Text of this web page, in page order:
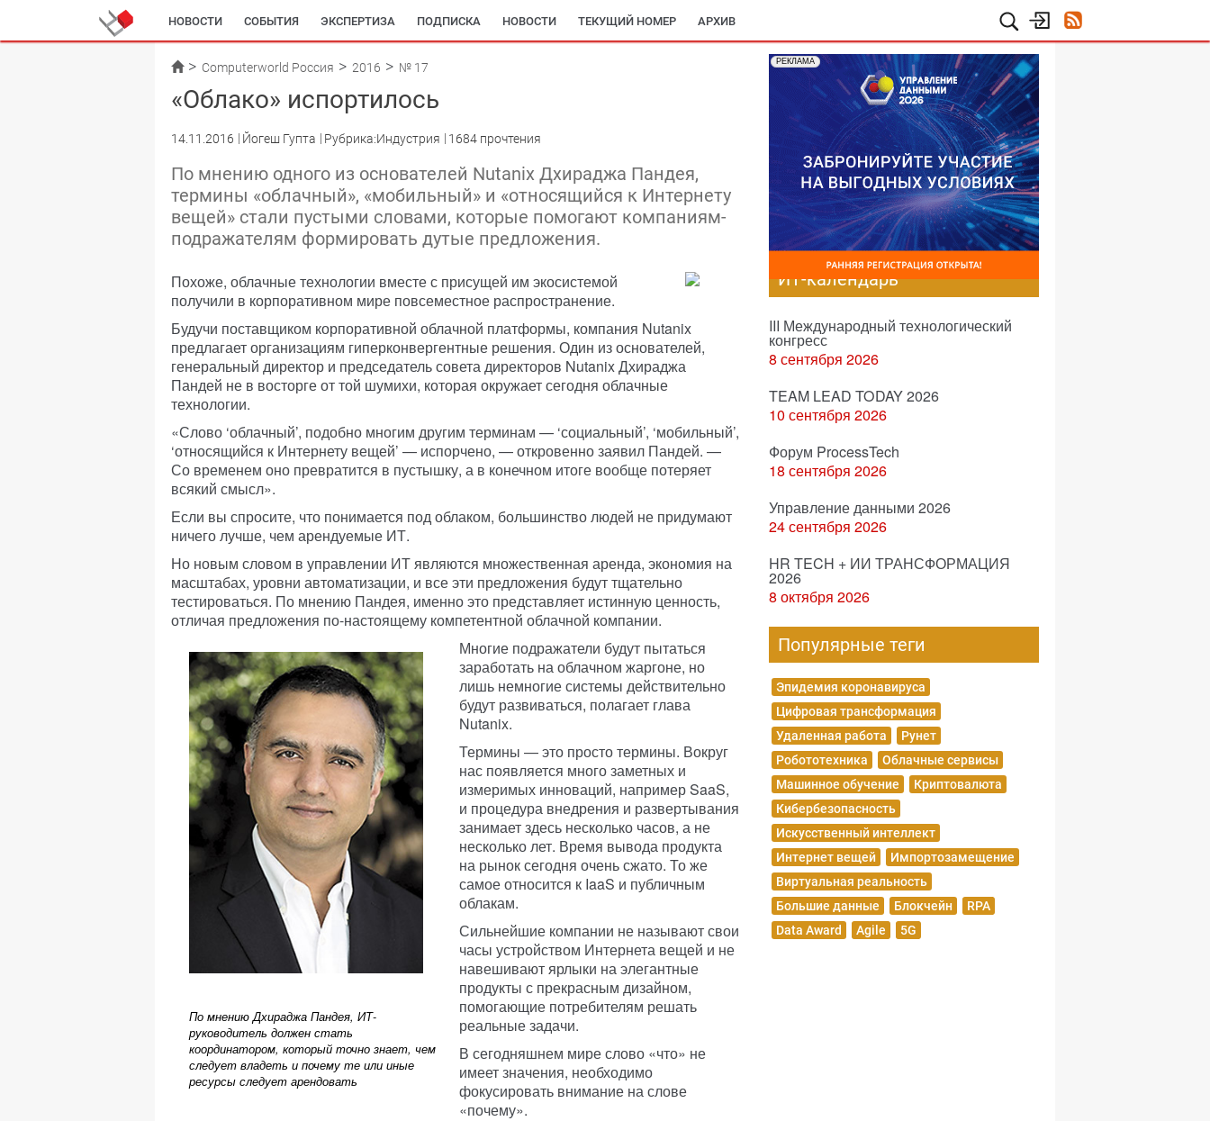
НОВОСТИ СОБЫТИЯ ЭКСПЕРТИЗА ПОДПИСКА НОВОСТИ ТЕКУЩИЙ НОМЕР АРХИВ
Computerworld Россия 2016 № 17
«Облако» испортилось
14.11.2016 Йогеш Гупта Рубрика:Индустрия 1684 прочтения
По мнению одного из основателей Nutanix Дхираджа Пандея,
термины «облачный», «мобильный» и «относящийся к Интернету
вещей» стали пустыми словами, которые помогают компаниям-
подражателям формировать дутые предложения.
Похоже, облачные технологии вместе с присущей им экосистемой
получили в корпоративном мире повсеместное распространение.
Будучи поставщиком корпоративной облачной платформы, компания Nutanix
предлагает организациям гиперконвергентные решения. Один из основателей,
генеральный директор и председатель совета директоров Nutanix Дхираджа
Пандей не в восторге от той шумихи, которая окружает сегодня облачные
технологии.
«Слово ‘облачный’, подобно многим другим терминам — ‘социальный’, ‘мобильный’,
‘относящийся к Интернету вещей’ — испорчено, — откровенно заявил Пандей. —
Со временем оно превратится в пустышку, а в конечном итоге вообще потеряет
всякий смысл».
Если вы спросите, что понимается под облаком, большинство людей не придумают
ничего лучше, чем арендуемые ИТ.
Но новым словом в управлении ИТ являются множественная аренда, экономия на
масштабах, уровни автоматизации, и все эти предложения будут тщательно
тестироваться. По мнению Пандея, именно это представляет истинную ценность,
отличая предложения по-настоящему компетентной облачной компании.
По мнению Дхираджа Пандея, ИТ-
руководитель должен стать
координатором, который точно знает, чем
следует владеть и почему те или иные
ресурсы следует арендовать
Многие подражатели будут пытаться
заработать на облачном жаргоне, но
лишь немногие системы действительно
будут развиваться, полагает глава
Nutanix.
Термины — это просто термины. Вокруг
нас появляется много заметных и
измеримых инноваций, например SaaS,
и процедура внедрения и развертывания
занимает здесь несколько часов, а не
несколько лет. Время вывода продукта
на рынок сегодня очень сжато. То же
самое относится к IaaS и публичным
облакам.
Сильнейшие компании не называют свои
часы устройством Интернета вещей и не
навешивают ярлыки на элегантные
продукты с прекрасным дизайном,
помогающие потребителям решать
реальные задачи.
В сегодняшнем мире слово «что» не
имеет значения, необходимо
фокусировать внимание на слове
«почему».
РЕКЛАМА
ИТ-календарь
III Международный технологический
конгресс
8 сентября 2026
TEAM LEAD TODAY 2026
10 сентября 2026
Форум ProcessTech
18 сентября 2026
Управление данными 2026
24 сентября 2026
HR TECH + ИИ ТРАНСФОРМАЦИЯ
2026
8 октября 2026
Популярные теги
Эпидемия коронавируса
Цифровая трансформация
Удаленная работа
Рунет
Робототехника
Облачные сервисы
Машинное обучение
Криптовалюта
Кибербезопасность
Искусственный интеллект
Интернет вещей
Импортозамещение
Виртуальная реальность
Большие данные
Блокчейн
RPA
Data Award
Agile 5G